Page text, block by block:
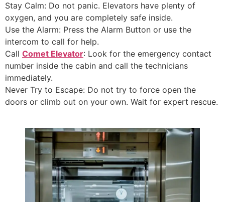
​Stay Calm: Do not panic. Elevators have plenty of
oxygen, and you are completely safe inside.
​Use the Alarm: Press the Alarm Button or use the
intercom to call for help.
​Call Comet Elevator: Look for the emergency contact
number inside the cabin and call the technicians
immediately.
​Never Try to Escape: Do not try to force open the
doors or climb out on your own. Wait for expert rescue.